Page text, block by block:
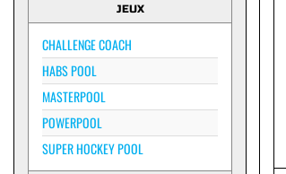
JEUX
CHALLENGE COACH
HABS POOL
MASTERPOOL
POWERPOOL
SUPER HOCKEY POOL